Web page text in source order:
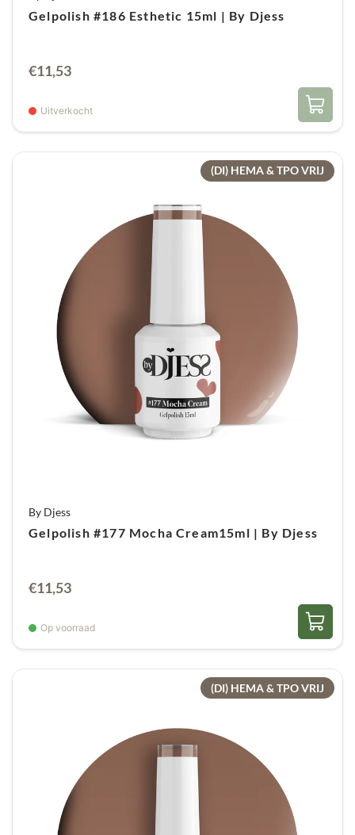
Gelpolish #186 Esthetic 15ml | By Djess
€11,53
Uitverkocht
(DI) HEMA & TPO VRIJ
By Djess
Gelpolish #177 Mocha Cream15ml | By Djess
€11,53
Op voorraad
(DI) HEMA & TPO VRIJ